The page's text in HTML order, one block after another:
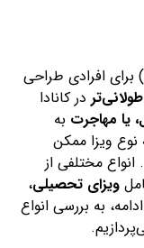
(Long-Term Visa) برای افرادی طراحی
در کانادا
یا مهاجرت به
نوع ویزا ممکن
مختلفی از
ویزای تحصیلی،
به بررسی انواع